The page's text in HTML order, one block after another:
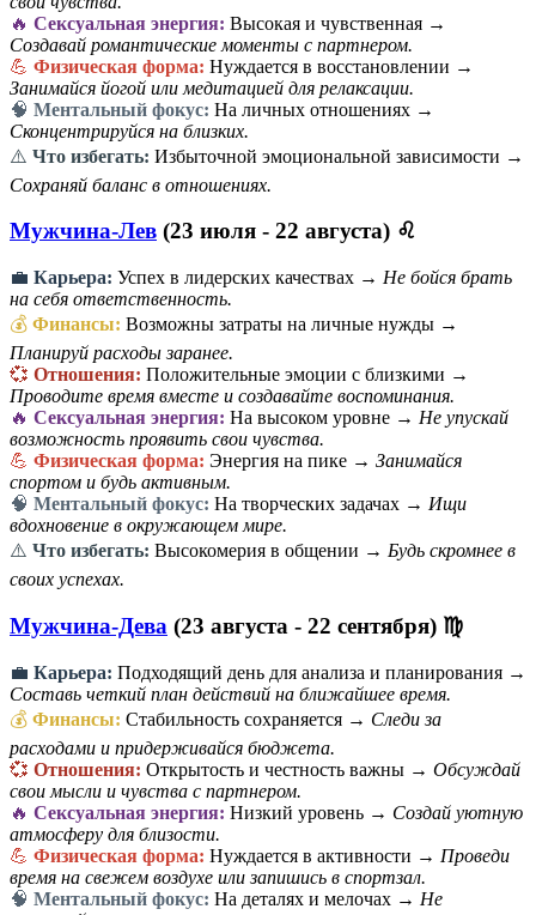
🔥 Сексуальная энергия: Высокая и чувственная →
Создавай романтические моменты с партнером.
💪 Физическая форма: Нуждается в восстановлении →
Занимайся йогой или медитацией для релаксации.
🧠 Ментальный фокус: На личных отношениях →
Сконцентрируйся на близких.
⚠️ Что избегать: Избыточной эмоциональной зависимости →
Сохраняй баланс в отношениях.
Мужчина-Лев (23 июля - 22 августа) ♌
💼 Карьера: Успех в лидерских качествах → Не бойся брать
на себя ответственность.
💰 Финансы: Возможны затраты на личные нужды →
Планируй расходы заранее.
💞 Отношения: Положительные эмоции с близкими →
Проводите время вместе и создавайте воспоминания.
🔥 Сексуальная энергия: На высоком уровне → Не упускай
возможность проявить свои чувства.
💪 Физическая форма: Энергия на пике → Занимайся
спортом и будь активным.
🧠 Ментальный фокус: На творческих задачах → Ищи
вдохновение в окружающем мире.
⚠️ Что избегать: Высокомерия в общении → Будь скромнее в
своих успехах.
Мужчина-Дева (23 августа - 22 сентября) ♍
💼 Карьера: Подходящий день для анализа и планирования →
Составь четкий план действий на ближайшее время.
💰 Финансы: Стабильность сохраняется → Следи за
расходами и придерживайся бюджета.
💞 Отношения: Открытость и честность важны → Обсуждай
свои мысли и чувства с партнером.
🔥 Сексуальная энергия: Низкий уровень → Создай уютную
атмосферу для близости.
💪 Физическая форма: Нуждается в активности → Проведи
время на свежем воздухе или запишись в спортзал.
🧠 Ментальный фокус: На деталях и мелочах → Не